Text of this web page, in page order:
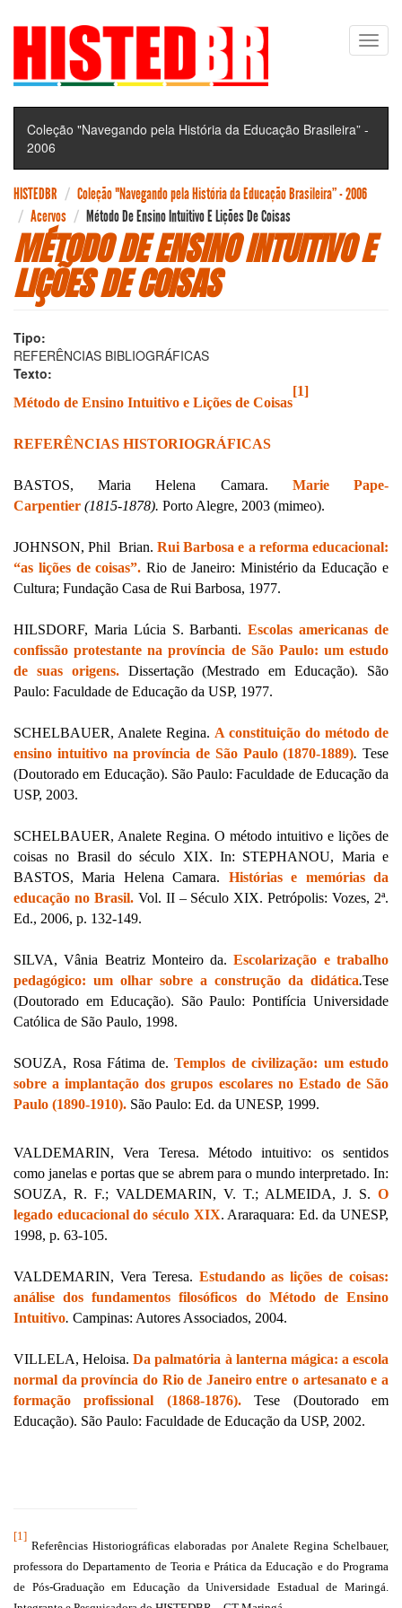
Pular
conteúdo
Coleção "Navegando pela História da Educação Brasileira” -
2006
HISTEDBR
Coleção "Navegando pela História da Educação Brasileira” - 2006
Acervos
Método De Ensino Intuitivo E Lições De Coisas
MÉTODO DE ENSINO INTUITIVO E
LIÇÕES DE COISAS
Tipo:
REFERÊNCIAS BIBLIOGRÁFICAS
Texto:
Método de Ensino Intuitivo e Lições de Coisas
[1]
REFERÊNCIAS HISTORIOGRÁFICAS
BASTOS, Maria Helena Camara. Marie Pape-
Carpentier (1815-1878). Porto Alegre, 2003 (mimeo).
JOHNSON, Phil Brian. Rui Barbosa e a reforma educacional:
“as lições de coisas”.Rio de Janeiro: Ministério da Educação e
Cultura; Fundação Casa de Rui Barbosa, 1977.
HILSDORF, Maria Lúcia S. Barbanti.Escolas americanas de
confissão protestante na província de São Paulo: um estudo
de suas origens. Dissertação (Mestrado em Educação). São
Paulo: Faculdade de Educação da USP, 1977.
SCHELBAUER, Analete Regina. A constituição do método de
ensino intuitivo na província de São Paulo (1870-1889). Tese
(Doutorado em Educação). São Paulo: Faculdade de Educação da
USP, 2003.
SCHELBAUER, Analete Regina. O método intuitivo e lições de
coisas no Brasil do século XIX. In: STEPHANOU, Maria e
BASTOS, Maria Helena Camara. Histórias e memórias da
educação no Brasil. Vol. II – Século XIX. Petrópolis: Vozes, 2ª.
Ed., 2006, p. 132-149.
SILVA, Vânia Beatriz Monteiro da.Escolarização e trabalho
pedagógico: um olhar sobre a construção da didática.Tese
(Doutorado em Educação). São Paulo: Pontifícia Universidade
Católica de São Paulo, 1998.
SOUZA, Rosa Fátima de. Templos de civilização: um estudo
sobre a implantação dos grupos escolares no Estado de São
Paulo (1890-1910). São Paulo: Ed. da UNESP, 1999.
VALDEMARIN, Vera Teresa. Método intuitivo: os sentidos
como janelas e portas que se abrem para o mundo interpretado. In:
SOUZA, R. F.; VALDEMARIN, V. T.; ALMEIDA, J. S. O
legado educacional do século XIX. Araraquara: Ed. da UNESP,
1998, p. 63-105.
VALDEMARIN, Vera Teresa. Estudando as lições de coisas:
análise dos fundamentos filosóficos do Método de Ensino
Intuitivo. Campinas: Autores Associados, 2004.
VILLELA, Heloisa.Da palmatória à lanterna mágica: a escola
normal da província do Rio de Janeiro entre o artesanato e a
formação profissional (1868-1876).
Tese (Doutorado em
Educação). São Paulo: Faculdade de Educação da USP, 2002.
[1]
Referências Historiográficas elaboradas por Analete Regina Schelbauer,
professora do Departamento de Teoria e Prática da Educação e do Programa
de Pós-Graduação em Educação da Universidade Estadual de Maringá.